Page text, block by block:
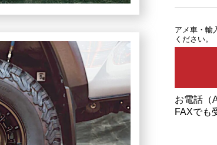
アメ車・輸
ください。
お電話（
FAXでも